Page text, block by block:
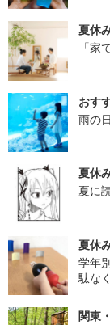
夏休
「家
おす
雨の
夏休
夏に
夏休
学年
駄な
関東